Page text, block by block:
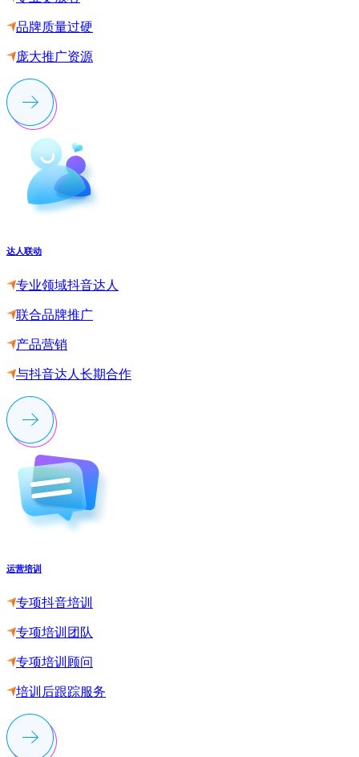
品牌质量过硬
庞大推广资源
达人联动
专业领域抖音达人
联合品牌推广
产品营销
与抖音达人长期合作
运营培训
专项抖音培训
专项培训团队
专项培训顾问
培训后跟踪服务